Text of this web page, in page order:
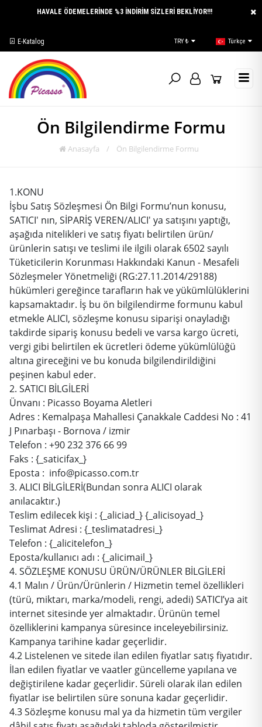
HAVALE ÖDEMELERİNDE %3 İNDİRİM SİZLERİ BEKLİYOR!!!
E-Katalog TRY ₺ Türkçe
Ön Bilgilendirme Formu
Anasayfa / Ön Bilgilendirme Formu
1.KONU
İşbu Satış Sözleşmesi Ön Bilgi Formu’nun konusu,
SATICI' nın, SİPARİŞ VEREN/ALICI' ya satışını yaptığı,
aşağıda nitelikleri ve satış fiyatı belirtilen ürün/
ürünlerin satışı ve teslimi ile ilgili olarak 6502 sayılı
Tüketicilerin Korunması Hakkındaki Kanun - Mesafeli
Sözleşmeler Yönetmeliği (RG:27.11.2014/29188)
hükümleri gereğince tarafların hak ve yükümlülüklerini
kapsamaktadır. İş bu ön bilgilendirme formunu kabul
etmekle ALICI, sözleşme konusu siparişi onayladığı
takdirde sipariş konusu bedeli ve varsa kargo ücreti,
vergi gibi belirtilen ek ücretleri ödeme yükümlülüğü
altına gireceğini ve bu konuda bilgilendirildiğini
peşinen kabul eder.
2. SATICI BİLGİLERİ
Ünvanı : Picasso Boyama Aletleri
Adres : Kemalpaşa Mahallesi Çanakkale Caddesi No : 41
J Pınarbaşı - Bornova / izmir
Telefon : +90 232 376 66 99
Faks : {_saticifax_}
Eposta : info@picasso.com.tr
3. ALICI BİLGİLERİ(Bundan sonra ALICI olarak
anılacaktır.)
Teslim edilecek kişi : {_aliciad_} {_alicisoyad_}
Teslimat Adresi : {_teslimatadresi_}
Telefon : {_alicitelefon_}
Eposta/kullanıcı adı : {_alicimail_}
4. SÖZLEŞME KONUSU ÜRÜN/ÜRÜNLER BİLGİLERİ
4.1 Malın / Ürün/Ürünlerin / Hizmetin temel özellikleri
(türü, miktarı, marka/modeli, rengi, adedi) SATICI’ya ait
internet sitesinde yer almaktadır. Ürünün temel
özelliklerini kampanya süresince inceleyebilirsiniz.
Kampanya tarihine kadar geçerlidir.
4.2 Listelenen ve sitede ilan edilen fiyatlar satış fiyatıdır.
İlan edilen fiyatlar ve vaatler güncelleme yapılana ve
değiştirilene kadar geçerlidir. Süreli olarak ilan edilen
fiyatlar ise belirtilen süre sonuna kadar geçerlidir.
4.3 Sözleşme konusu mal ya da hizmetin tüm vergiler